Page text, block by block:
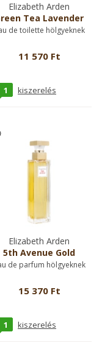
Elizabeth Arden
Tea Lavender
de toilette hölgyeknek
11 570 Ft
1 kiszerelés
Elizabeth Arden
5th Avenue Gold
de parfum hölgyeknek
15 370 Ft
1 kiszerelés